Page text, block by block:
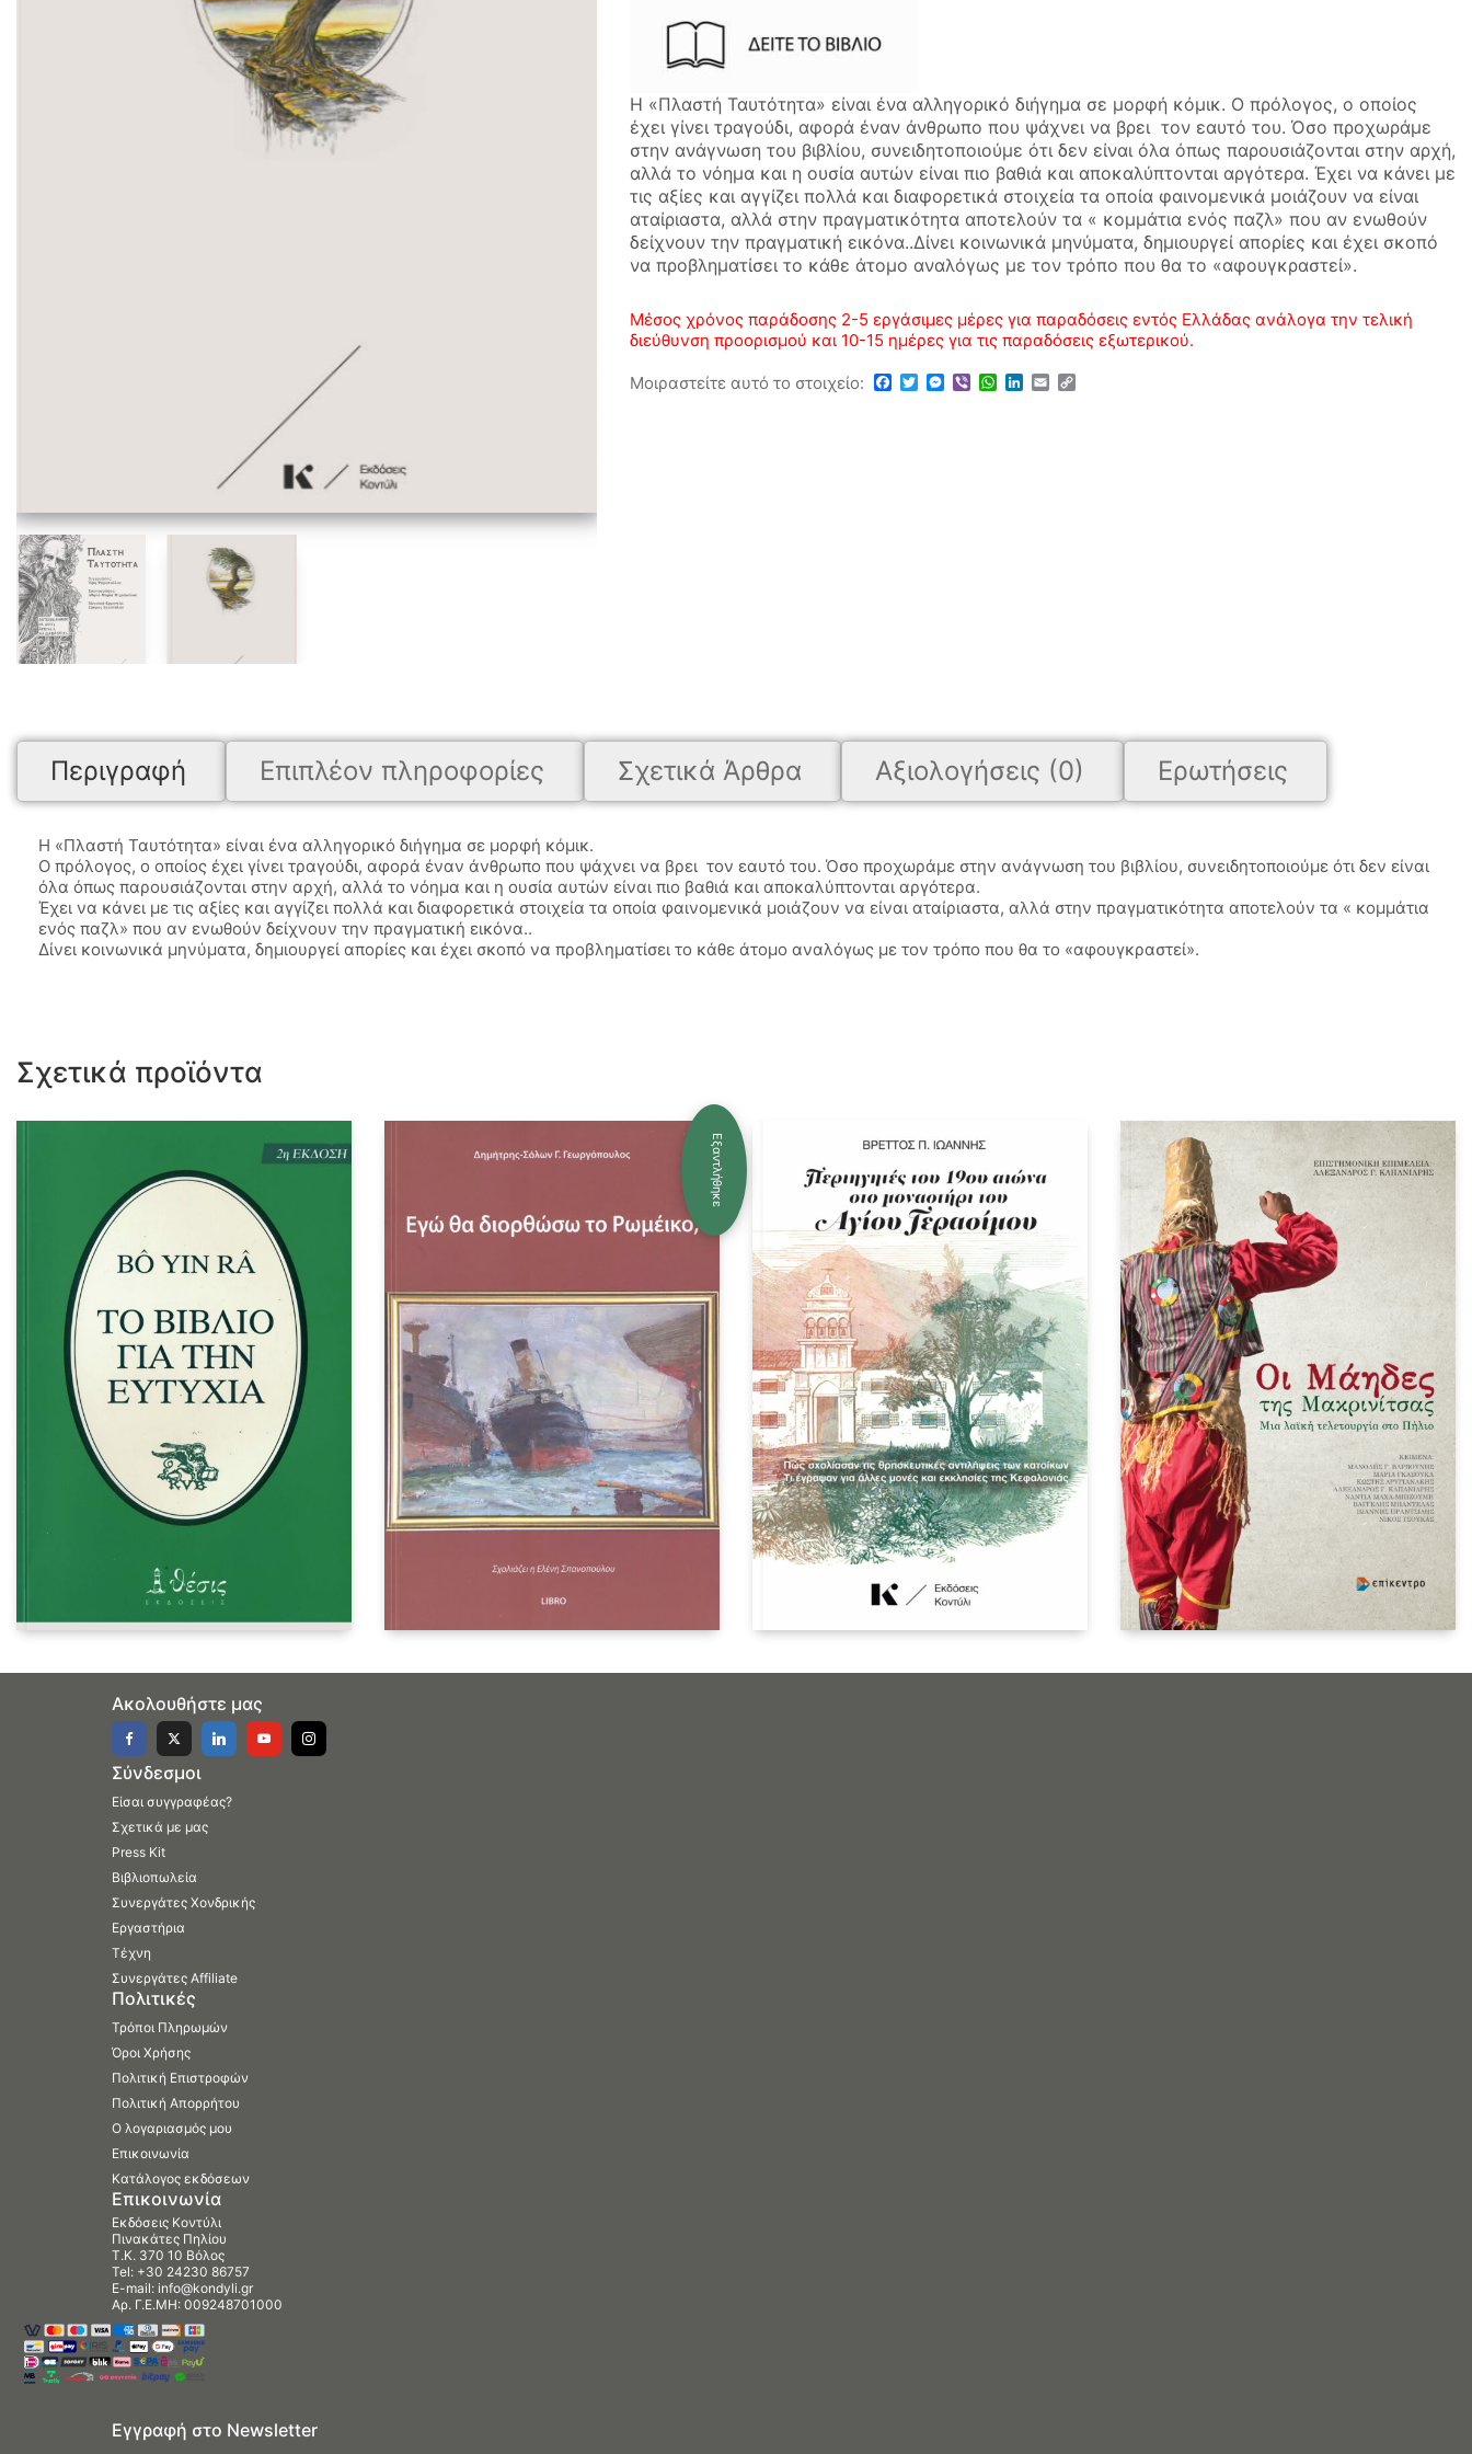
Η «Πλαστή Ταυτότητα» είναι ένα αλληγορικό διήγημα σε μορφή κόμικ. Ο πρόλογος, ο οποίος
έχει γίνει τραγούδι, αφορά έναν άνθρωπο που ψάχνει να βρει τον εαυτό του. Όσο προχωράμε
στην ανάγνωση του βιβλίου, συνειδητοποιούμε ότι δεν είναι όλα όπως παρουσιάζονται στην αρχή,
αλλά το νόημα και η ουσία αυτών είναι πιο βαθιά και αποκαλύπτονται αργότερα. Έχει να κάνει με
τις αξίες και αγγίζει πολλά και διαφορετικά στοιχεία τα οποία φαινομενικά μοιάζουν να είναι
αταίριαστα, αλλά στην πραγματικότητα αποτελούν τα « κομμάτια ενός παζλ» που αν ενωθούν
δείχνουν την πραγματική εικόνα..Δίνει κοινωνικά μηνύματα, δημιουργεί απορίες και έχει σκοπό
να προβληματίσει το κάθε άτομο αναλόγως με τον τρόπο που θα το «αφουγκραστεί».
Μέσος χρόνος παράδοσης 2-5 εργάσιμες μέρες για παραδόσεις εντός Ελλάδας ανάλογα την τελική
διεύθυνση προορισμού και 10-15 ημέρες για τις παραδόσεις εξωτερικού.
Μοιραστείτε αυτό το στοιχείο: Facebook
TwitterMessenger
ViberWhatsApp
LinkedIn
Email
Περιγραφή Επιπλέον πληροφορίες Σχετικά Άρθρα Αξιολογήσεις (0) Ερωτήσεις
Η «Πλαστή Ταυτότητα» είναι ένα αλληγορικό διήγημα σε μορφή κόμικ.
Ο πρόλογος, ο οποίος έχει γίνει τραγούδι, αφορά έναν άνθρωπο που ψάχνει να βρει τον εαυτό του. Όσο προχωράμε στην ανάγνωση του βιβλίου, συνειδητοποιούμε ότι δεν είναι
όλα όπως παρουσιάζονται στην αρχή, αλλά το νόημα και η ουσία αυτών είναι πιο βαθιά και αποκαλύπτονται αργότερα.
Έχει να κάνει με τις αξίες και αγγίζει πολλά και διαφορετικά στοιχεία τα οποία φαινομενικά μοιάζουν να είναι αταίριαστα, αλλά στην πραγματικότητα αποτελούν τα « κομμάτια
ενός παζλ» που αν ενωθούν δείχνουν την πραγματική εικόνα..
Δίνει κοινωνικά μηνύματα, δημιουργεί απορίες και έχει σκοπό να προβληματίσει το κάθε άτομο αναλόγως με τον τρόπο που θα το «αφουγκραστεί».
Σχετικά προϊόντα
Εξαντλήθηκε
Ακολουθήστε μας
Σύνδεσμοι
Είσαι συγγραφέας?
Σχετικά με μας
Press Kit
Βιβλιοπωλεία
Συνεργάτες Χονδρικής
Εργαστήρια
Τέχνη
Συνεργάτες Affiliate
Πολιτικές
Τρόποι Πληρωμών
Όροι Χρήσης
Πολιτική Επιστροφών
Πολιτική Απορρήτου
Ο λογαριασμός μου
Επικοινωνία
Κατάλογος εκδόσεων
Επικοινωνία
Εκδόσεις Κοντύλι
Πινακάτες Πηλίου
Τ.Κ. 370 10 Βόλος
Tel: +30 24230 86757
E-mail: info@kondyli.gr
Αρ. Γ.Ε.ΜΗ: 009248701000
Εγγραφή στο Newsletter